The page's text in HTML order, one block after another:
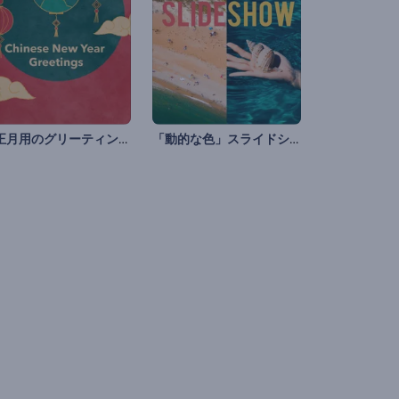
旧正月用のグリーティング動画 「動的な色」スライドショー